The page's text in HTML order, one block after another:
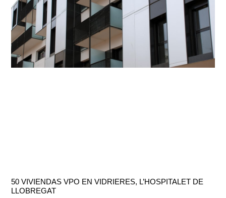
50 VIVIENDAS VPO EN VIDRIERES, L’HOSPITALET DE
LLOBREGAT